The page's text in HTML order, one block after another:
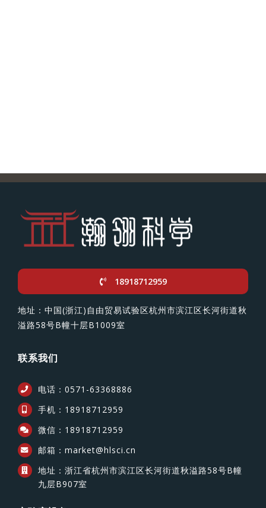
18918712959
地址：中国(浙江)自由贸易试验区杭州市滨江区长河街道秋
溢路58号B幢十层B1009室
联系我们
电话：0571-63368886
手机：18918712959
微信：18918712959
邮箱：market@hlsci.cn
地址：浙江省杭州市滨江区长河街道秋溢路58号B幢
九层B907室